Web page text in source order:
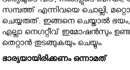
സമ്പത്ത് എന്നിവയെ ചൊല്ലി,
ചെയ്യരുത്. ഇങ്ങനെ ചെയ്താല്‍
എല്ലാ നെഗറ്റീവ് ഇമോഷന്‍സും
തെറ്റാന്‍ തുടങ്ങുകയും ചെയ്യും.
ഭാര്യയായിരിക്കണം ഒന്നാമത്